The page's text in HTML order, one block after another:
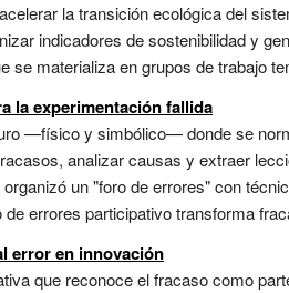
la transición ecológica del
indicadores de sostenibilidad y
se materializa en grupos de trabajo
la experimentación fallida
—físico y simbólico— donde se
analizar causas y extraer
un "foro de errores" con
de errores participativo transforma
error en innovación
que reconoce el fracaso como